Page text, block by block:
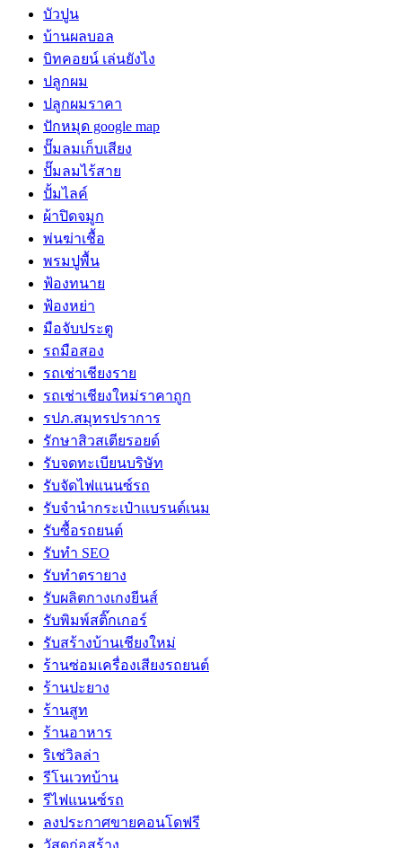
บัวปูน
บ้านผลบอล
บิทคอยน์ เล่นยังไง
ปลูกผม
ปลูกผมราคา
ปักหมุด google map
ปั๊มลมเก็บเสียง
ปั๊มลมไร้สาย
ปั้มไลค์
ผ้าปิดจมูก
พ่นฆ่าเชื้อ
พรมปูพื้น
ฟ้องทนาย
ฟ้องหย่า
มือจับประตู
รถมือสอง
รถเช่าเชียงราย
รถเช่าเชียงใหม่ราคาถูก
รปภ.สมุทรปราการ
รักษาสิวสเตียรอยด์
รับจดทะเบียนบริษัท
รับจัดไฟแนนซ์รถ
รับจำนำกระเป๋าแบรนด์เนม
รับซื้อรถยนต์
รับทำ SEO
รับทำตรายาง
รับผลิตกางเกงยีนส์
รับพิมพ์สติ๊กเกอร์
รับสร้างบ้านเชียงใหม่
ร้านซ่อมเครื่องเสียงรถยนต์
ร้านปะยาง
ร้านสูท
ร้านอาหาร
ริเช่วิลล่า
รีโนเวทบ้าน
รีไฟแนนซ์รถ
ลงประกาศขายคอนโดฟรี
วัสดุก่อสร้าง